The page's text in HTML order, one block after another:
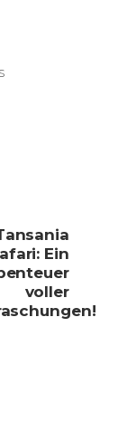
Ein
voller